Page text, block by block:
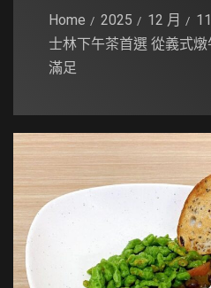
Home 2025 12 月
11
士林下午茶首選 從義式
滿足